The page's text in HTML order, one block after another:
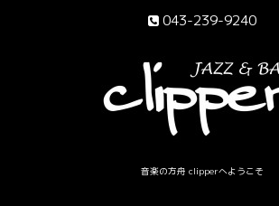
043-239-9240
音楽の方舟 clipperへようこそ